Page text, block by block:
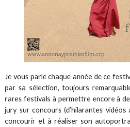
Je vous parle chaque année de ce
par sa sélection, toujours
rares festivals à permettre encore à
jury sur concours (d’hilarantes
concourir et à réaliser son